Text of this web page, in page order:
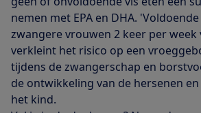
nemen met EPA en DHA.
zwangere vrouwen 2 keer per week
verkleint het risico op een
tijdens de zwangerschap en
de ontwikkeling van de hersenen
het kind.